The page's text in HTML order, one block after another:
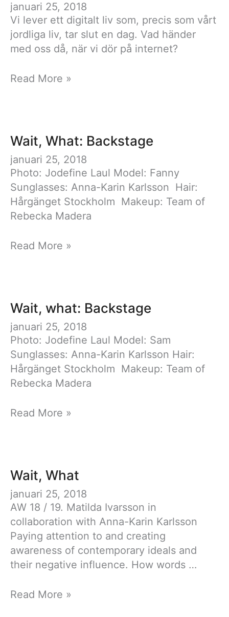
januari 25, 2018
Vi lever ett digitalt liv som, precis som vårt
jordliga liv, tar slut en dag. Vad händer
med oss då, när vi dör på internet?
Digital
Read More »
Wait, What: Backstage
januari 25, 2018
Photo: Jodefine Laul Model: Fanny
Sunglasses: Anna-Karin Karlsson Hair:
Hårgänget Stockholm Makeup: Team of
Rebecka Madera
Wait,
Read More »
Wait, what: Backstage
januari 25, 2018
Photo: Jodefine Laul Model: Sam
Sunglasses: Anna-Karin Karlsson Hair:
Hårgänget Stockholm Makeup: Team of
Rebecka Madera
Wait,
Read More »
Wait, What
januari 25, 2018
AW 18 / 19. Matilda Ivarsson in
collaboration with Anna-Karin Karlsson
Paying attention to and creating
awareness of contemporary ideals and
their negative influence. How words …
Wait,
Read More »